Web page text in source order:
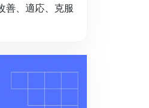
善、適応、克服